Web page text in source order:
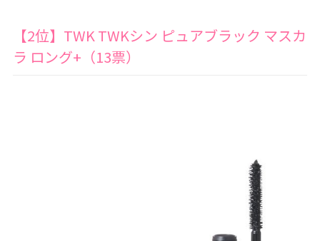
【2位】TWK TWKシン ピュアブラック マスカ
ラ ロング+（13票）